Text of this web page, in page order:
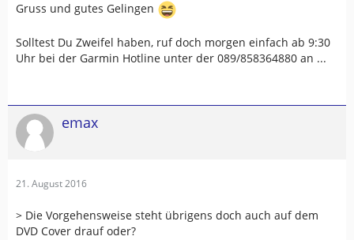
Gruss und gutes Gelingen
Solltest Du Zweifel haben, ruf doch morgen einfach ab 9:30
Uhr bei der Garmin Hotline unter der 089/858364880 an ...
emax
21. August 2016
> Die Vorgehensweise steht übrigens doch auch auf dem
DVD Cover drauf oder?